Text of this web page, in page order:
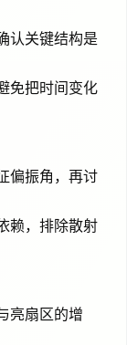
认关键结构是
免把时间变化
偏振角，再讨
赖，排除散射
亮扇区的增